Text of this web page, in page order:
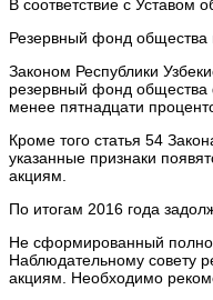
В соответствие с Уставом
Резервный фонд общества
Законом Республики
резервный фонд общества
менее пятнадцати
Кроме того статья 54
указанные признаки
акциям.
По итогам 2016 года
Не сформированный
Наблюдательному совету
акциям. Необходимо